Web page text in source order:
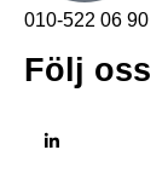
010-522 06 90
Följ oss